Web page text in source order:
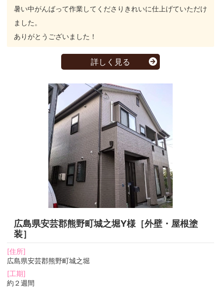
暑い中がんばって作業してくださりきれいに仕上げていただけ
ました。
ありがとうございました！
詳しく見る
広島県安芸郡熊野町城之堀Y様［外壁・屋根塗
装］
[住所]
広島県安芸郡熊野町城之堀
[工期]
約２週間